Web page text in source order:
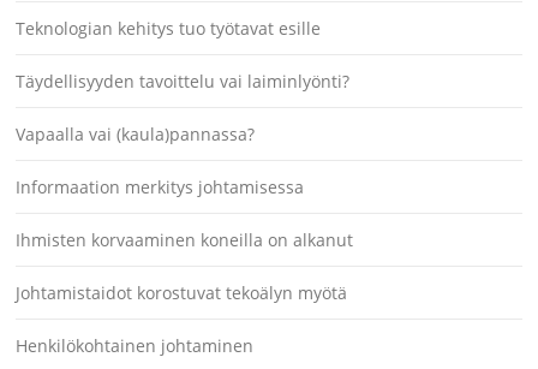
Teknologian kehitys tuo työtavat esille
Täydellisyyden tavoittelu vai laiminlyönti?
Vapaalla vai (kaula)pannassa?
Informaation merkitys johtamisessa
Ihmisten korvaaminen koneilla on alkanut
Johtamistaidot korostuvat tekoälyn myötä
Henkilökohtainen johtaminen